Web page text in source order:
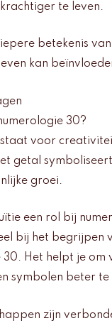
te leven.
betekenis van
kan
30?
voor
getal
groei.
een rol bij
bij het begrijpen
30. Het helpt je om
symbolen beter
zijn